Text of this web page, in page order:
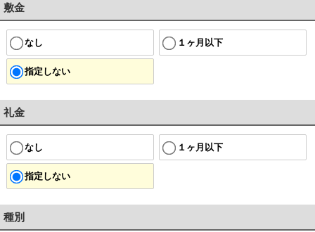
敷金
なし １ヶ月以下
指定しない
礼金
なし １ヶ月以下
指定しない
種別